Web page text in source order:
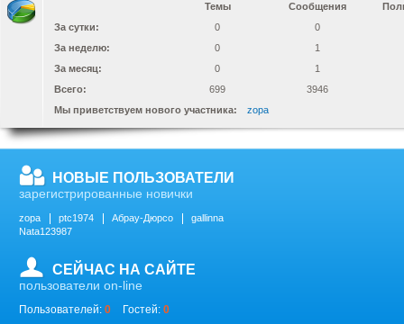
Темы Сообщения
За сутки:
0
0
За неделю:
0
1
За месяц:
0
1
Всего:
699
3946
Мы приветствуем нового участника:
zopa
НОВЫЕ ПОЛЬЗОВАТЕЛИ
зарегистрированные новички
zopa ptc1974 Абрау-Дюрсо
gallinna
Nata123987
СЕЙЧАС НА САЙТЕ
пользователи on-line
Пользователей: 0 Гостей: 0